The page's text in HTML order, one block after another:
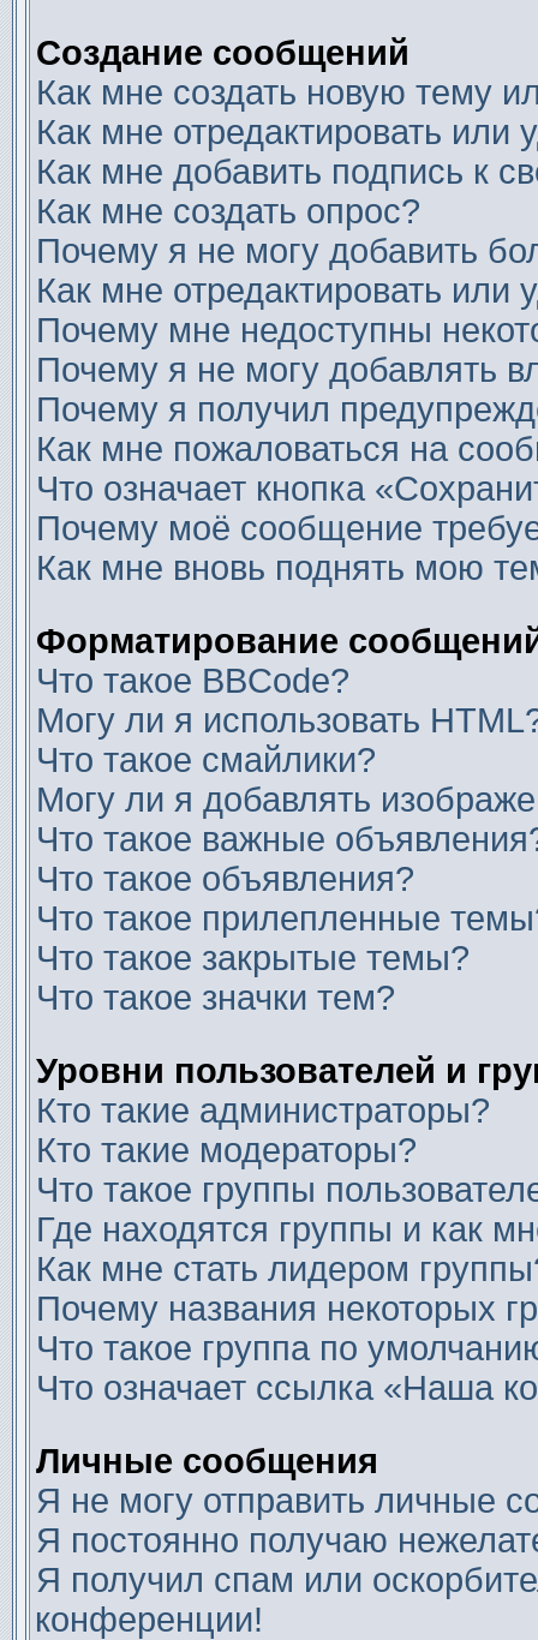
Создание сообщений
Как мне создать новую тему
Как мне отредактировать или
Как мне добавить подпись к
Как мне создать опрос?
Почему я не могу добавить
Как мне отредактировать или
Почему мне недоступны
Почему я не могу добавлять
Почему я получил
Как мне пожаловаться на
Что означает кнопка
Почему моё сообщение
Как мне вновь поднять мою
Форматирование
Что такое BBCode?
Могу ли я использовать
Что такое смайлики?
Могу ли я добавлять
Что такое важные
Что такое объявления?
Что такое прилепленные
Что такое закрытые темы?
Что такое значки тем?
Уровни пользователей и
Кто такие администраторы?
Кто такие модераторы?
Что такое группы
Где находятся группы и как
Как мне стать лидером
Почему названия некоторых
Что такое группа по
Что означает ссылка «Наша
Личные сообщения
Я не могу отправить личные
Я постоянно получаю
Я получил спам или
конференции!